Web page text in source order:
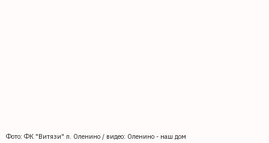
Фото: ФК "Витязи" п. Оленино / видео: Оленино - наш дом